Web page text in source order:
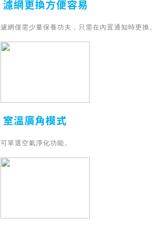
濾網更換方便容易
濾網僅需少量保養功夫，只需在內置通知時更換。
室溫廣角模式
可單選空氣淨化功能。